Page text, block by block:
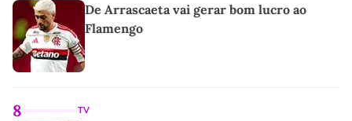
De Arrascaeta vai gerar bom lucro ao
Flamengo
8 TV